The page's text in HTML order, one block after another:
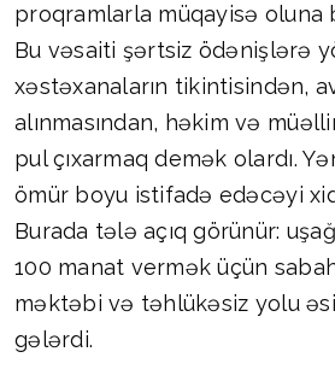
proqramlarla müqayisə oluna
Bu vəsaiti şərtsiz ödənişlərə
xəstəxanaların tikintisindən,
alınmasından, həkim və
pul çıxarmaq demək olardı.
ömür boyu istifadə edəcəyi
Burada tələ açıq görünür:
100 manat vermək üçün
məktəbi və təhlükəsiz yolu
gələrdi.